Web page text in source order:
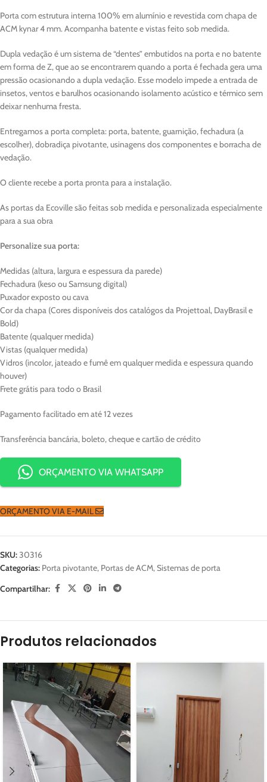
Porta com estrutura interna 100% em alumínio e revestida com chapa de
ACM kynar 4 mm. Acompanha batente e vistas feito sob medida.
Dupla vedação é um sistema de “dentes” embutidos na porta e no batente
em forma de Z, que ao se encontrarem quando a porta é fechada gera uma
pressão ocasionando a dupla vedação. Esse modelo impede a entrada de
insetos, ventos e barulhos ocasionando isolamento acústico e térmico sem
deixar nenhuma fresta.
Entregamos a porta completa: porta, batente, guarnição, fechadura (a
escolher), dobradiça pivotante, usinagens dos componentes e borracha de
vedação.
O cliente recebe a porta pronta para a instalação.
As portas da Ecoville são feitas sob medida e personalizada especialmente
para a sua obra
Personalize sua porta:
Medidas (altura, largura e espessura da parede)
Fechadura (keso ou Samsung digital)
Puxador exposto ou cava
Cor da chapa (Cores disponíveis dos catalógos da Projettoal, DayBrasil e
Bold)
Batente (qualquer medida)
Vistas (qualquer medida)
Vidros (incolor, jateado e fumê em qualquer medida e espessura quando
houver)
Frete grátis para todo o Brasil
Pagamento facilitado em até 12 vezes
Transferência bancária, boleto, cheque e cartão de crédito
ORÇAMENTO VIA WHATSAPP
ORÇAMENTO VIA E-MAIL
SKU:30316
Categorias: Porta pivotante, Portas de ACM,Sistemas de porta
Compartilhar:
Produtos relacionados